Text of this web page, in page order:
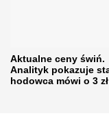
Aktualne ceny świń.
Analityk pokazuje
hodowca mówi o 3